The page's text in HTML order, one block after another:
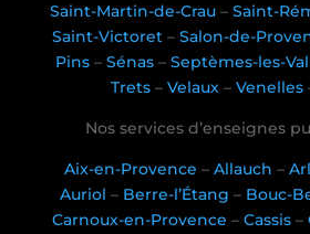
Saint-Martin-de-Crau– Saint-
Saint-Victoret –Salon-de-
Pins– Sénas– Septèmes-les-
Trets– Velaux– Venelles
Nos services d’enseignes
Aix-en-Provence –Allauch –
Auriol – Berre-l’Étang – Bouc-
Carnoux-en-Provence – Cassis–